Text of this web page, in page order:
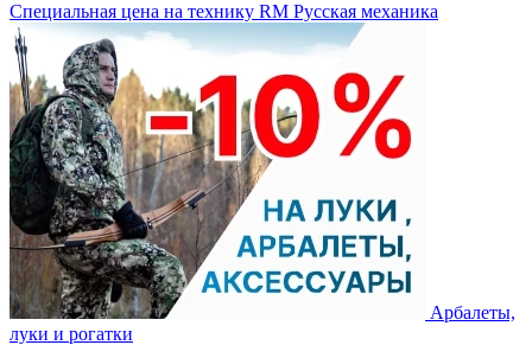
Специальная цена на технику RM Русская механика
Арбалеты,
луки и рогатки